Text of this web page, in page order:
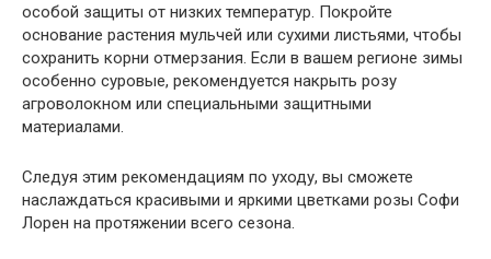
особой защиты от низких температур. Покройте
основание растения мульчей или сухими листьями, чтобы
сохранить корни отмерзания. Если в вашем регионе зимы
особенно суровые, рекомендуется накрыть розу
агроволокном или специальными защитными
материалами.
Следуя этим рекомендациям по уходу, вы сможете
наслаждаться красивыми и яркими цветками розы Софи
Лорен на протяжении всего сезона.